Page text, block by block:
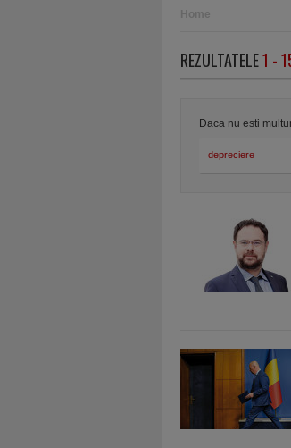
Home
REZULTATELE1 -
Daca nu esti